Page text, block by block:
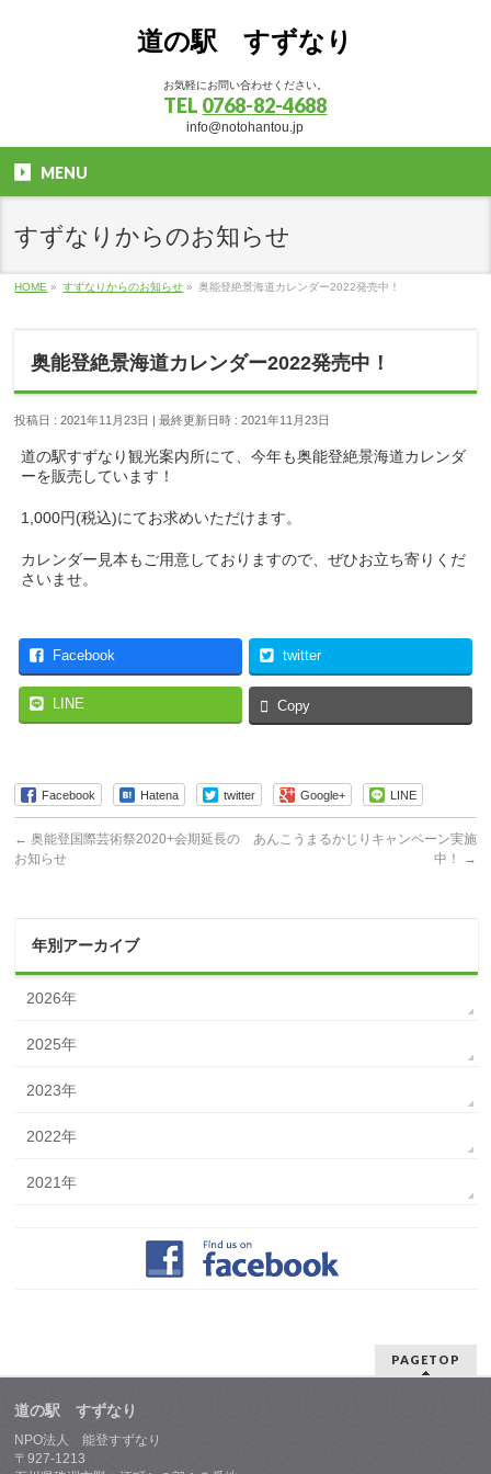
道の駅 すずなり
お気軽にお問い合わせください。
TEL 0768-82-4688
info@notohantou.jp
MENU
すずなりからのお知らせ
HOME » すずなりからのお知らせ » 奥能登絶景海道カレンダー2022発売中！
奥能登絶景海道カレンダー2022発売中！
投稿日 : 2021年11月23日 最終更新日時 : 2021年11月23日
道の駅すずなり観光案内所にて、今年も奥能登絶景海道カレンダ
ーを販売しています！
1,000円(税込)にてお求めいただけます。
カレンダー見本もご用意しておりますので、ぜひお立ち寄りくだ
さいませ。
Facebook twitter
LINE Copy
Facebook Hatena twitter Google+ LINE
← 奥能登国際芸術祭2020+会期延長の
お知らせ
あんこうまるかじりキャンペーン実施
中！
→
年別アーカイブ
2026年
2025年
2023年
2022年
2021年
PAGETOP
道の駅 すずなり
NPO法人 能登すずなり
〒927-1213